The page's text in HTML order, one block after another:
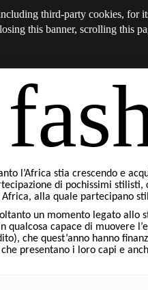
l’Africa stia crescendo e
di pochissimi
alla quale partecipano
un momento legato
capace di muovere
che quest’anno hanno
presentano i loro capi e
third-party cookies, for
this banner, scrolling this